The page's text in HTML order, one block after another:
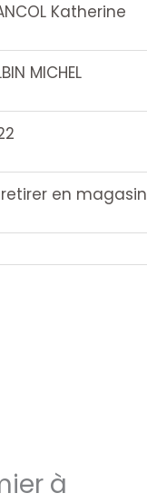
Katherine
MICHEL
en magasin
à